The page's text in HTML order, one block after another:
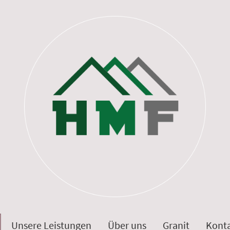
Unsere Leistungen Über uns Granit